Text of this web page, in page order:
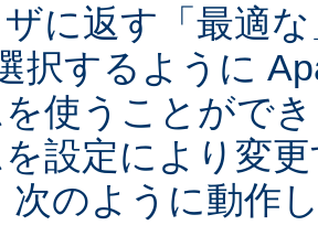
に返す「最適
択するように
を使うことがで
を設定により変
次のように動作